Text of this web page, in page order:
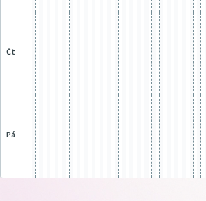
čt
pá